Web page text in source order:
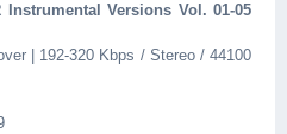
Instrumental Versions Vol. 01-05
| 192-320 Kbps / Stereo / 44100